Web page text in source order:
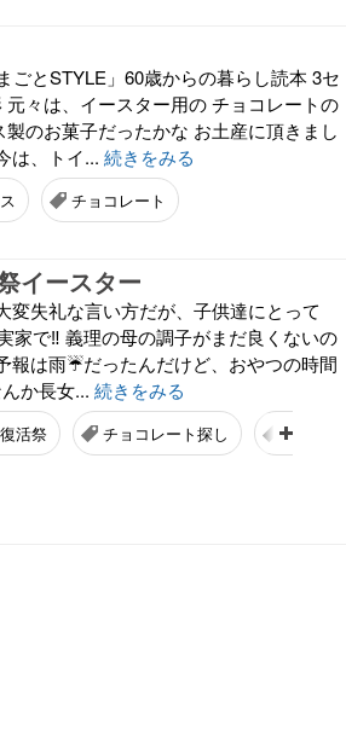
ごとSTYLE」60歳からの暮らし読本 3セ
々は、イースター用の チョコレートの
のお菓子だったかな お土産に頂きまし
は、トイ... 続きをみる
チョコレート
イースター
失礼な言い方だが、子供達にとって
家で‼️ 義理の母の調子がまだ良くないの
は雨☔️だったんだけど、おやつの時間
か長女... 続きをみる
復活祭 チョコレート探し 食べすぎ